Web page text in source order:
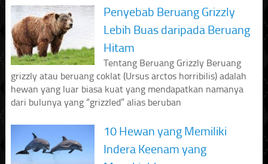
Penyebab Beruang Grizzly
Lebih Buas daripada Beruang
Hitam
Tentang Beruang Grizzly Beruang
grizzly atau beruang coklat (Ursus arctos horribilis) adalah
hewan yang luar biasa kuat yang mendapatkan namanya
dari bulunya yang “grizzled” alias beruban
10 Hewan yang Memiliki
Indera Keenam yang